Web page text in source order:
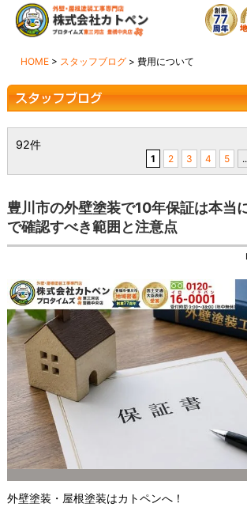
HOME > スタッフブログ >費用について
92件
1 2 3 4 5
豊川市の外壁塗装で10年保証は本当
で確認すべき範囲と注意点
外壁塗装・屋根塗装はカトペンへ！